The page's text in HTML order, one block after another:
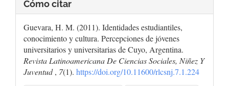
Cómo citar
Guevara, H. M. (2011). Identidades estudiantiles,
conocimiento y cultura. Percepciones de jóvenes
universitarios y universitarias de Cuyo, Argentina.
Revista Latinoamericana De Ciencias Sociales, Niñez Y
Juventud, 7(1). https://doi.org/10.11600/rlcsnj.7.1.224